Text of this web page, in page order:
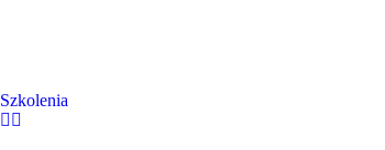
Szkolenia